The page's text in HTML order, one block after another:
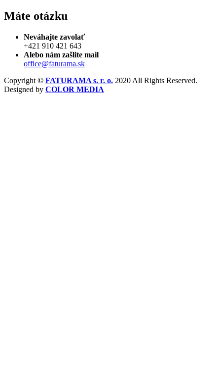
Máte otázku
Neváhajte zavolať
+421 910 421 643
Alebo nám zašlite mail
office@faturama.sk
Copyright © FATURAMA s. r. o. 2020 All Rights Reserved.
Designed by COLOR MEDIA